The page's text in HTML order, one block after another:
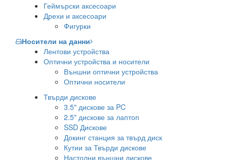
Геймърски аксесоари
Дрехи и аксесоари
Фигурки
Носители на данни
Лентови устройства
Оптични устройства и носители
Външни оптични устройства
Оптични носители
Твърди дискове
3.5" дискове за PC
2.5" дискове за лаптоп
SSD Дискове
Докинг станция за твърд диск
Кутии за Твърди дискове
Настолни външни дискове